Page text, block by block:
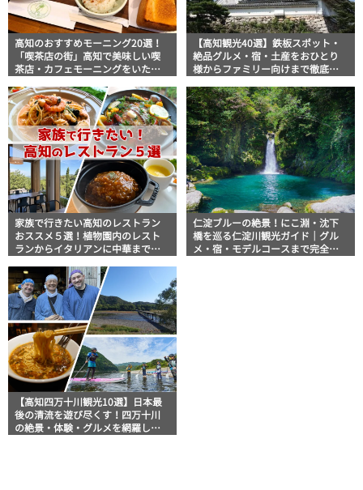
高知のおすすめモーニング20選！
「喫茶店の街」高知で美味しい喫
茶店・カフェモーニングをいただ
【高知観光40選】鉄板スポット・
絶品グルメ・宿・土産をおひとり
様からファミリー向けまで徹底解
家族で行きたい高知のレストラン
おススメ５選！植物園内のレスト
ランからイタリアンに中華まで楽
仁淀ブルーの絶景！にこ淵・沈下
橋を巡る仁淀川観光ガイド｜グル
メ・宿・モデルコースまで完全網
【高知四万十川観光10選】日本最
後の清流を遊び尽くす！四万十川
の絶景・体験・グルメを網羅した